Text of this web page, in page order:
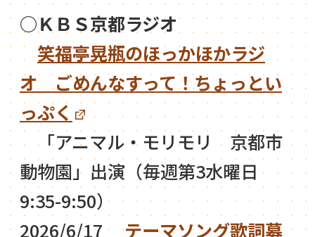
○ＫＢＳ京都ラジオ
笑福亭晃瓶のほっかほかラジ
オ ごめんなすって！ちょっとい
っぷく
「アニマル・モリモリ 京都市
動物園」出演（毎週第3水曜日
9:35-9:50）
2026/6/17テーマソング歌詞募